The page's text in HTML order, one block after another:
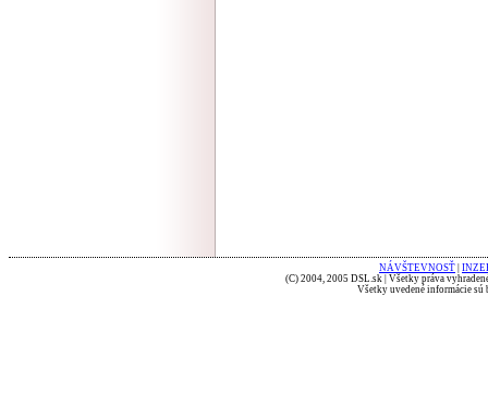
NÁVŠTEVNOSŤ
(C) 2004, 2005 DSL.sk | Všetky práva
Všetky uvedené informácie sú